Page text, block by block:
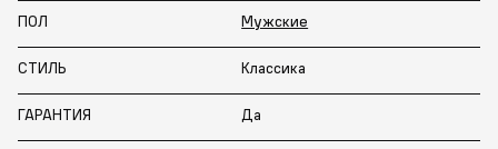
ПОЛ Мужские
СТИЛЬ Классика
ГАРАНТИЯ Да